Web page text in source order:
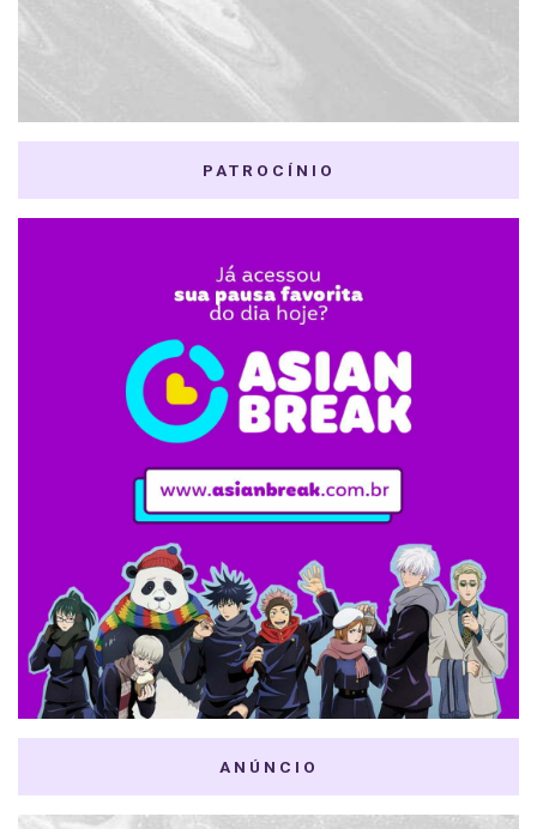
PATROCÍNIO
ANÚNCIO